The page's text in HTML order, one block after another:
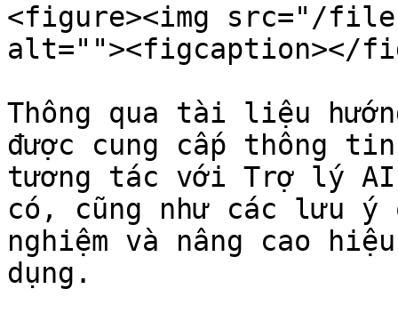
<figure><img src="/files/
alt=""><figcaption></
Thông qua tài liệu
được cung cấp thông
tương tác với Trợ lý
có, cũng như các lưu
nghiệm và nâng cao